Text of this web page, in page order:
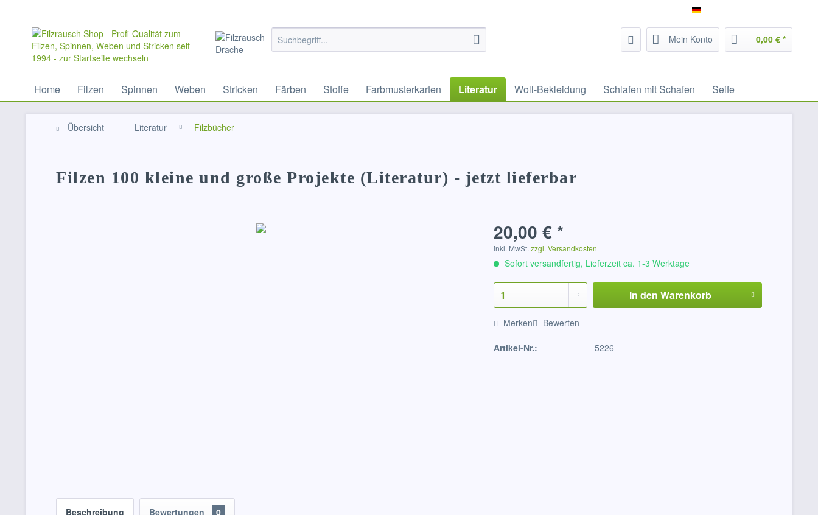
Mein Konto 0,00 € *
Home Filzen Spinnen Weben Stricken Färben Stoffe Farbmusterkarten Literatur Woll-Bekleidung Schlafen mit Schafen Seife
Übersicht Literatur Filzbücher
Filzen 100 kleine und große Projekte (Literatur) - jetzt lieferbar
20,00 € *
inkl. MwSt.zzgl. Versandkosten
Sofort versandfertig, Lieferzeit ca. 1-3 Werktage
In den Warenkorb
Merken Bewerten
Artikel-Nr.: 5226
Beschreibung Bewertungen 0